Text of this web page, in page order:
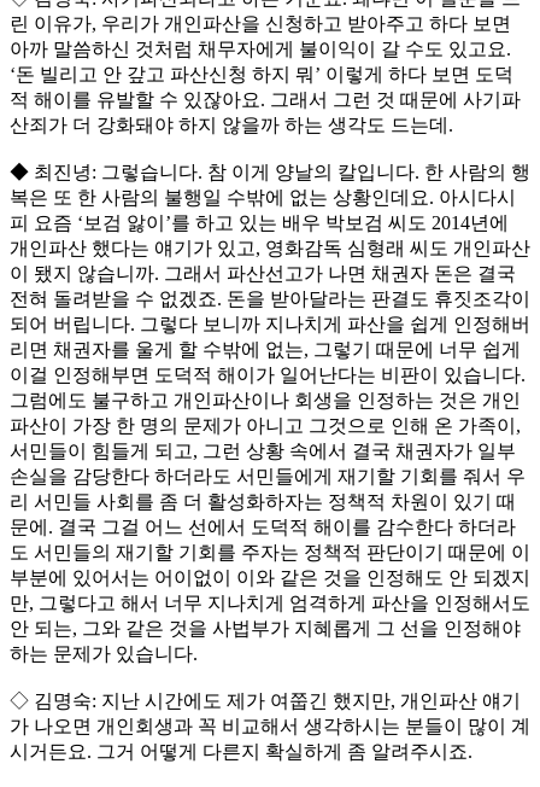
린 이유가, 우리가 개인파산을 신청하고 받아주고 하다 보면
아까 말씀하신 것처럼 채무자에게 불이익이 갈 수도 있고요.
‘돈 빌리고 안 갚고 파산신청 하지 뭐’ 이렇게 하다 보면 도덕
적 해이를 유발할 수 있잖아요. 그래서 그런 것 때문에 사기파
산죄가 더 강화돼야 하지 않을까 하는 생각도 드는데.
◆ 최진녕: 그렇습니다. 참 이게 양날의 칼입니다. 한 사람의 행
복은 또 한 사람의 불행일 수밖에 없는 상황인데요. 아시다시
피 요즘 ‘보검 앓이’를 하고 있는 배우 박보검 씨도 2014년에
개인파산 했다는 얘기가 있고, 영화감독 심형래 씨도 개인파산
이 됐지 않습니까. 그래서 파산선고가 나면 채권자 돈은 결국
전혀 돌려받을 수 없겠죠. 돈을 받아달라는 판결도 휴짓조각이
되어 버립니다. 그렇다 보니까 지나치게 파산을 쉽게 인정해버
리면 채권자를 울게 할 수밖에 없는, 그렇기 때문에 너무 쉽게
이걸 인정해부면 도덕적 해이가 일어난다는 비판이 있습니다.
그럼에도 불구하고 개인파산이나 회생을 인정하는 것은 개인
파산이 가장 한 명의 문제가 아니고 그것으로 인해 온 가족이,
서민들이 힘들게 되고, 그런 상황 속에서 결국 채권자가 일부
손실을 감당한다 하더라도 서민들에게 재기할 기회를 줘서 우
리 서민들 사회를 좀 더 활성화하자는 정책적 차원이 있기 때
문에. 결국 그걸 어느 선에서 도덕적 해이를 감수한다 하더라
도 서민들의 재기할 기회를 주자는 정책적 판단이기 때문에 이
부분에 있어서는 어이없이 이와 같은 것을 인정해도 안 되겠지
만, 그렇다고 해서 너무 지나치게 엄격하게 파산을 인정해서도
안 되는, 그와 같은 것을 사법부가 지혜롭게 그 선을 인정해야
하는 문제가 있습니다.
◇ 김명숙: 지난 시간에도 제가 여쭙긴 했지만, 개인파산 얘기
가 나오면 개인회생과 꼭 비교해서 생각하시는 분들이 많이 계
시거든요. 그거 어떻게 다른지 확실하게 좀 알려주시죠.